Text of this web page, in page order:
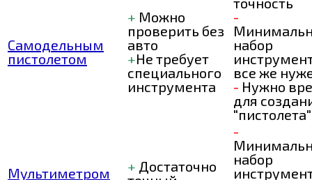
Самодельным
пистолетом
+ Можно
проверить без
авто
+Не требует
специального
инструмента
-
набор
все же
- Нужно
для
"пистолета"
Мультиметром + Достаточно
-
набор